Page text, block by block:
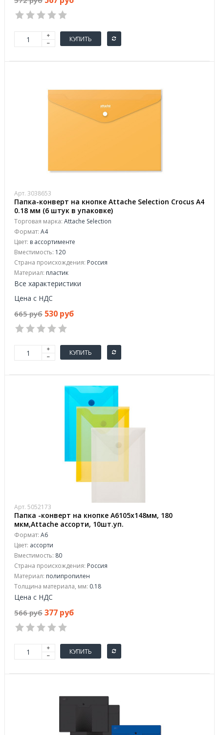
КУПИТЬ
Арт. 3038653
Папка-конверт на кнопке Attache Selection Crocus А4
0.18 мм (6 штук в упаковке)
Торговая марка: Attache Selection
Формат: А4
Цвет: в ассортименте
Вместимость: 120
Страна происхождения: Россия
Материал: пластик
Все характеристики
Цена с НДС
665 руб 530 руб
КУПИТЬ
Арт. 5052173
Папка -конверт на кнопке А6105x148мм, 180
мкм,Attache ассорти, 10шт.уп.
Формат: А6
Цвет: ассорти
Вместимость: 80
Страна происхождения: Россия
Материал: полипропилен
Толщина материала, мм: 0.18
Цена с НДС
566 руб 377 руб
КУПИТЬ